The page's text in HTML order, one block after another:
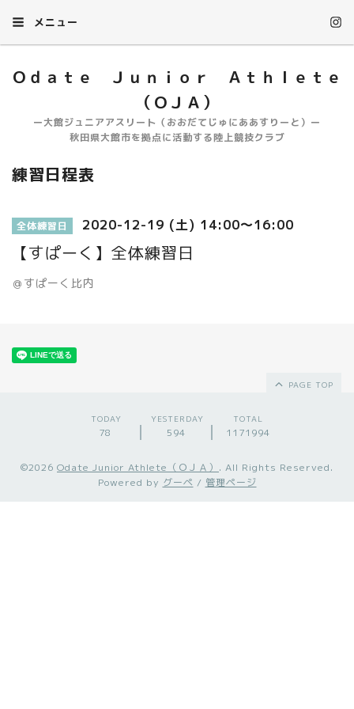
メニュー
Ｏｄａｔｅ Ｊｕｎｉｏｒ Ａｔｈｌｅｔｅ
（ＯＪＡ）
ー大館ジュニアアスリート（おおだてじゅにああすりーと）ー
秋田県大館市を拠点に活動する陸上競技クラブ
練習日程表
全体練習日 2020-12-19 (土) 14:00～16:00
【すぱーく】全体練習日
＠すぱーく比内
PAGE TOP
TODAY
78
YESTERDAY
594
TOTAL
1171994
©2026 Odate Junior Athlete（ＯＪＡ） . All Rights Reserved.
Powered by グーペ / 管理ページ